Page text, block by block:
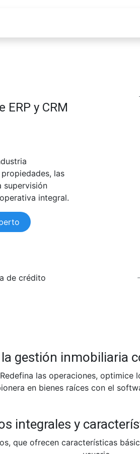
y CRM
las
supervisión
integral.
de crédito
gestión inmobiliaria
las operaciones,
en bienes raíces con el
integrales y
que ofrecen características